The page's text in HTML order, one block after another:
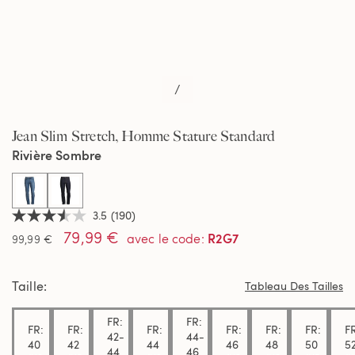
/
Jean Slim Stretch, Homme Stature Standard
3.5
étoiles
sur
de
note
moyenne.
Read
190
3.5 (190)
99,99 €
79,99 € avec le code: R2G7
Rivière Sombre
selected
Taille Tableau Des Tailles
FR:
40
FR:
42
FR:
42-
44
FR:
44
FR:
44-
46
FR:
46
FR:
48
FR:
50